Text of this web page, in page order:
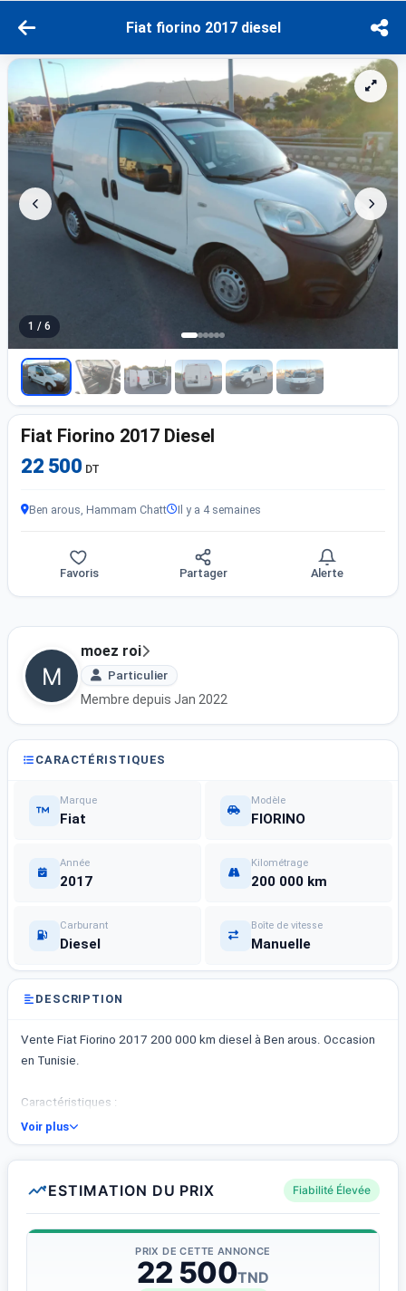
Fiat fiorino 2017 diesel
1 / 6
Fiat Fiorino 2017 Diesel
22 500 DT
Ben arous, Hammam Chatt Il y a 4 semaines
Favoris Partager Alerte
moez roi
Particulier
Membre depuis Jan 2022
CARACTÉRISTIQUES
Marque
Fiat
Modèle
FIORINO
Année
2017
Kilométrage
200 000 km
Carburant
Diesel
Boîte de vitesse
Manuelle
DESCRIPTION
Vente Fiat Fiorino 2017 200 000 km diesel à Ben arous. Occasion
en Tunisie.
Caractéristiques :
- Fiat Fiorino
- Année : 2017
- Kilométrage : 200 000 km
- Carburant : Diesel
Contactez-nous pour plus d&amp;amp;#039;informations sur ce
véhicule disponible en Tunisie.
Voir plus
ESTIMATION DU PRIX Fiabilité Élevée
PRIX DE CETTE ANNONCE
22 500TND